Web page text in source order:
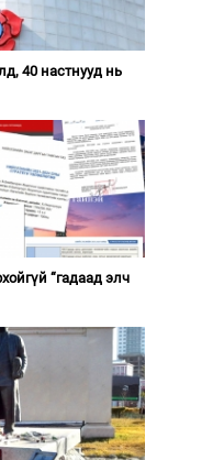
40 настнууд нь
“гадаад элч